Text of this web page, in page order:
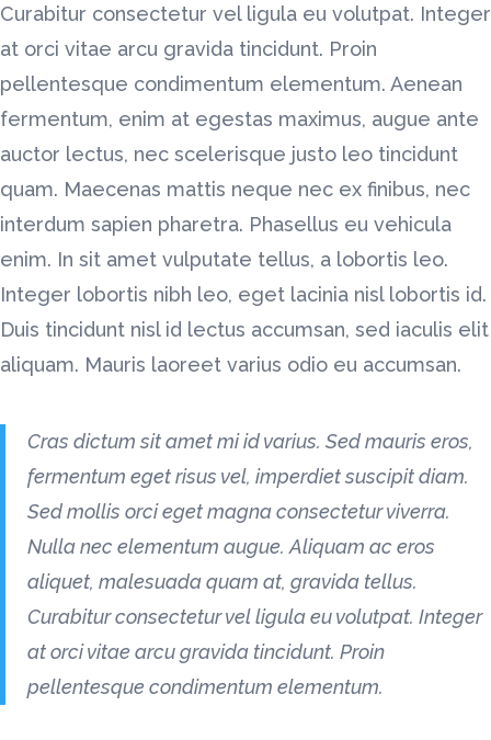
Curabitur consectetur vel ligula eu volutpat. Integer
at orci vitae arcu gravida tincidunt. Proin
pellentesque condimentum elementum. Aenean
fermentum, enim at egestas maximus, augue ante
auctor lectus, nec scelerisque justo leo tincidunt
quam. Maecenas mattis neque nec ex finibus, nec
interdum sapien pharetra. Phasellus eu vehicula
enim. In sit amet vulputate tellus, a lobortis leo.
Integer lobortis nibh leo, eget lacinia nisl lobortis id.
Duis tincidunt nisl id lectus accumsan, sed iaculis elit
aliquam. Mauris laoreet varius odio eu accumsan.
Cras dictum sit amet mi id varius. Sed mauris eros,
fermentum eget risus vel, imperdiet suscipit diam.
Sed mollis orci eget magna consectetur viverra.
Nulla nec elementum augue. Aliquam ac eros
aliquet, malesuada quam at, gravida tellus.
Curabitur consectetur vel ligula eu volutpat. Integer
at orci vitae arcu gravida tincidunt. Proin
pellentesque condimentum elementum.